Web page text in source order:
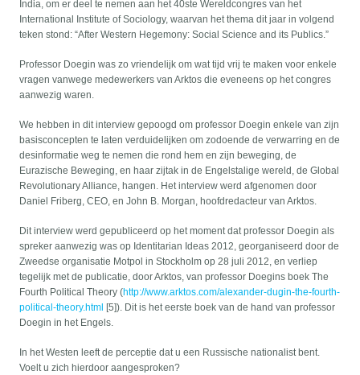
India, om er deel te nemen aan het 40ste Wereldcongres van het
International Institute of Sociology, waarvan het thema dit jaar in volgend
teken stond: “After Western Hegemony: Social Science and its Publics.”
Professor Doegin was zo vriendelijk om wat tijd vrij te maken voor enkele
vragen vanwege medewerkers van Arktos die eveneens op het congres
aanwezig waren.
We hebben in dit interview gepoogd om professor Doegin enkele van zijn
basisconcepten te laten verduidelijken om zodoende de verwarring en de
desinformatie weg te nemen die rond hem en zijn beweging, de
Eurazische Beweging, en haar zijtak in de Engelstalige wereld, de Global
Revolutionary Alliance, hangen. Het interview werd afgenomen door
Daniel Friberg, CEO, en John B. Morgan, hoofdredacteur van Arktos.
Dit interview werd gepubliceerd op het moment dat professor Doegin als
spreker aanwezig was op Identitarian Ideas 2012, georganiseerd door de
Zweedse organisatie Motpol in Stockholm op 28 juli 2012, en verliep
tegelijk met de publicatie, door Arktos, van professor Doegins boek The
Fourth Political Theory (http://www.arktos.com/alexander-dugin-the-fourth-
political-theory.html [5]). Dit is het eerste boek van de hand van professor
Doegin in het Engels.
In het Westen leeft de perceptie dat u een Russische nationalist bent.
Voelt u zich hierdoor aangesproken?